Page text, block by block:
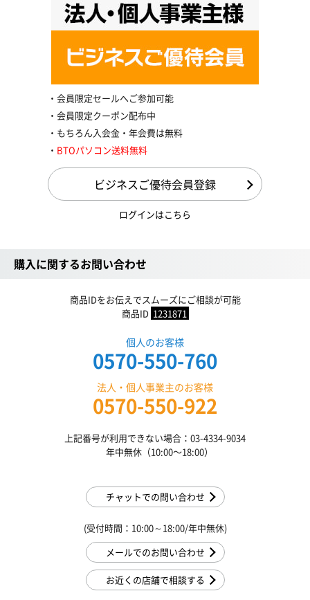
会員限定セールへご参加可能
会員限定クーポン配布中
もちろん入会金・年会費は無料
BTOパソコン送料無料
ビジネスご優待会員登録
ログインはこちら
購入に関するお問い合わせ
商品IDをお伝えでスムーズにご相談が可能
商品ID 1231871
個人のお客様
0570-550-760
法人・個人事業主のお客様
0570-550-922
上記番号が利用できない場合：03-4334-9034
年中無休（10:00〜18:00）
チャットでの問い合わせ
(受付時間：10:00～18:00/年中無休)
メールでのお問い合わせ
お近くの店舗で相談する